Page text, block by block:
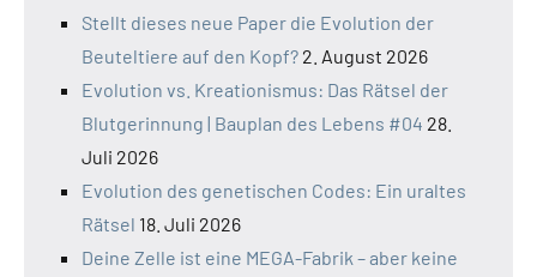
Stellt dieses neue Paper die Evolution der
Beuteltiere auf den Kopf? 2. August 2026
Evolution vs. Kreationismus: Das Rätsel der
Blutgerinnung | Bauplan des Lebens #04 28.
Juli 2026
Evolution des genetischen Codes: Ein uraltes
Rätsel 18. Juli 2026
Deine Zelle ist eine MEGA-Fabrik – aber keine